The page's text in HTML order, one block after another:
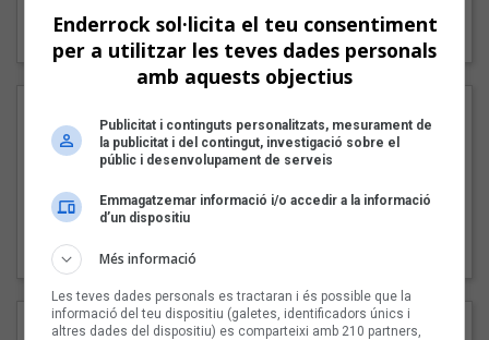
"Lo bueno y lo malo"
Carmen y María
Pep Álvarez amb Joan Muntaner (Xanguito)
Enderrock sol·licita el teu consentiment
per a utilitzar les teves dades personals
amb aquests objectius
Publicitat i continguts personalitzats, mesurament de
la publicitat i del contingut, investigació sobre el
públic i desenvolupament de serveis
Emmagatzemar informació i/o accedir a la informació
d’un dispositiu
Més informació
Les teves dades personals es tractaran i és possible que la
informació del teu dispositiu (galetes, identificadors únics i
altres dades del dispositiu) es comparteixi amb 210 partners,